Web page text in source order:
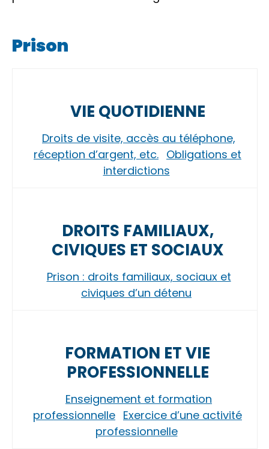
Prison
VIE QUOTIDIENNE
Droits de visite, accès au téléphone,
réception d’argent, etc. Obligations et
interdictions
DROITS FAMILIAUX,
CIVIQUES ET SOCIAUX
Prison : droits familiaux, sociaux et
civiques d’un détenu
FORMATION ET VIE
PROFESSIONNELLE
Enseignement et formation
professionnelle Exercice d’une activité
professionnelle